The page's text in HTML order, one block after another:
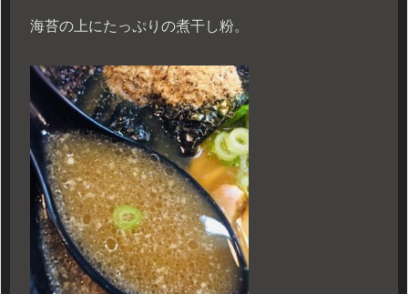
海苔の上にたっぷりの煮干し粉。